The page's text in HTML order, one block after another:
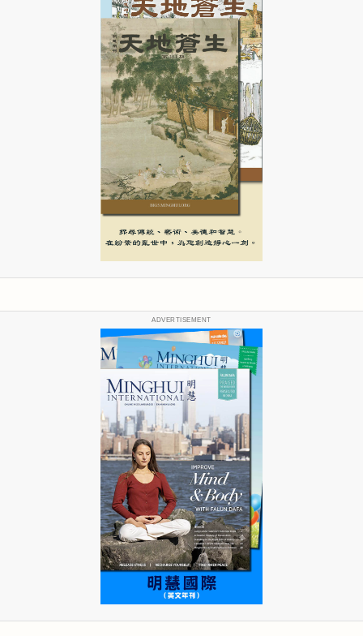
ADVERTISEMENT